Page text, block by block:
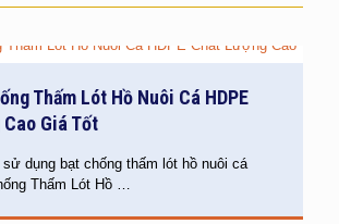
Thấm Lót Hồ Nuôi Cá HDPE
Giá Tốt
dụng bạt chống thấm lót hồ nuôi cá
Thấm Lót Hồ …